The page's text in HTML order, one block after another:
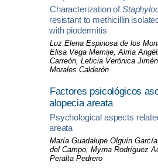
Characterization of
resistant to methicillin
with piodermitis
Luz Elena Espinosa de los
Elisa Vega Memije, Alma
Carreón, Leticia Verónica
Morales Calderón
Factores psicológicos
alopecia areata
Psychological aspects
areata
María Guadalupe Olguín
del Campo, Myrna Rodríguez
Peralta Pedrero